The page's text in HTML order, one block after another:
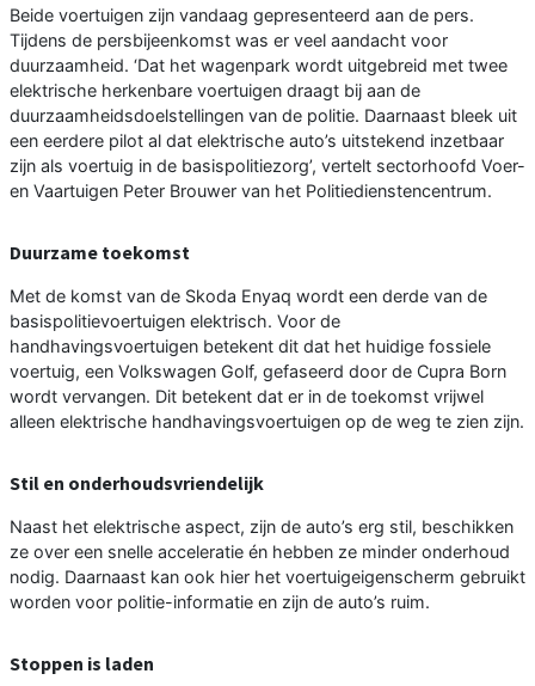
Beide voertuigen zijn vandaag gepresenteerd aan de pers.
Tijdens de persbijeenkomst was er veel aandacht voor
duurzaamheid. ‘Dat het wagenpark wordt uitgebreid met twee
elektrische herkenbare voertuigen draagt bij aan de
duurzaamheidsdoelstellingen van de politie. Daarnaast bleek uit
een eerdere pilot al dat elektrische auto’s uitstekend inzetbaar
zijn als voertuig in de basispolitiezorg’, vertelt sectorhoofd Voer-
en Vaartuigen Peter Brouwer van het Politiedienstencentrum.
Duurzame toekomst
Met de komst van de Skoda Enyaq wordt een derde van de
basispolitievoertuigen elektrisch. Voor de
handhavingsvoertuigen betekent dit dat het huidige fossiele
voertuig, een Volkswagen Golf, gefaseerd door de Cupra Born
wordt vervangen. Dit betekent dat er in de toekomst vrijwel
alleen elektrische handhavingsvoertuigen op de weg te zien zijn.
Stil en onderhoudsvriendelijk
Naast het elektrische aspect, zijn de auto’s erg stil, beschikken
ze over een snelle acceleratie én hebben ze minder onderhoud
nodig. Daarnaast kan ook hier het voertuigeigenscherm gebruikt
worden voor politie-informatie en zijn de auto’s ruim.
Stoppen is laden